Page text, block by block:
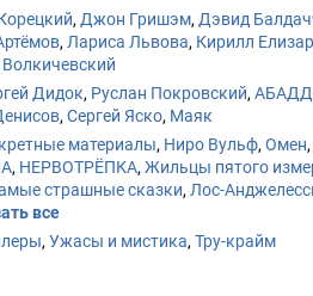
, Джон Гришэм, Дэвид
, Лариса Львова, Кирилл
Дидок, Руслан Покровский,
, Сергей Яско, Маяк
материалы, Ниро Вульф, Омен,
, НЕРВОТРЁПКА, Жильцы пятого
страшные сказки, Лос-
все
, Ужасы и мистика, Тру-крайм